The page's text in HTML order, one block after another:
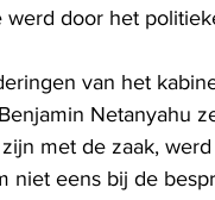
werd door het
van het
Netanyahu
met de zaak,
niet eens bij de